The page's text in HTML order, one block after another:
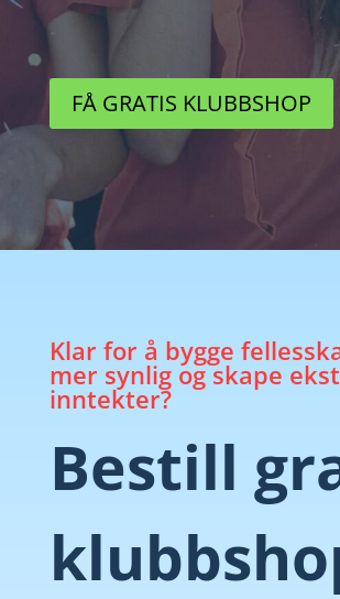
FÅ GRATIS KLUBBSHOP
Klar for å bygge
mer synlig og skape
inntekter?
Bestill